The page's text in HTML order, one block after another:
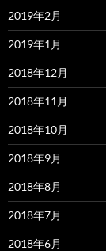
2019年2月
2019年1月
2018年12月
2018年11月
2018年10月
2018年9月
2018年8月
2018年7月
2018年6月